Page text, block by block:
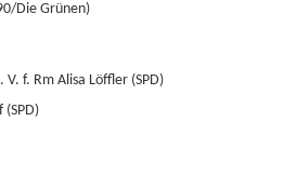
Die Grünen)
V. f. Rm Alisa Löffler (SPD)